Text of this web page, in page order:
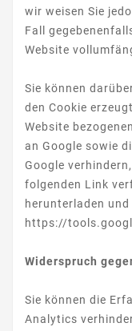
wir weisen Sie
Fall
Website
Sie können
den Cookie
Website
an Google sowie
Google
folgenden Link
herunterladen
https://
Widerspruch
Sie können die
Analytics